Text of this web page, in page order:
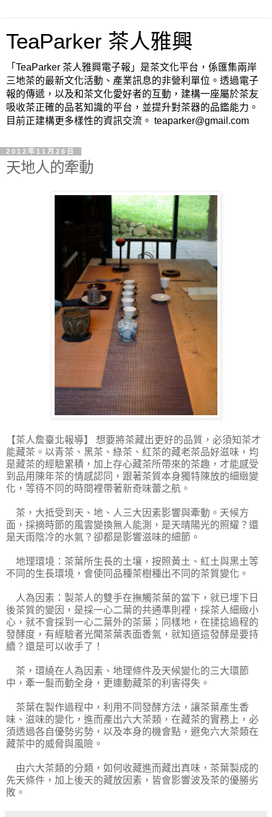
TeaParker 茶人雅興
「TeaParker 茶人雅興電子報」是茶文化平台，係匯集兩岸
三地茶的最新文化活動、產業訊息的非營利單位。透過電子
報的傳遞，以及和茶文化愛好者的互動，建構一座屬於茶友
吸收茶正確的品茗知識的平台，並提升對茶器的品鑑能力。
目前正建構更多樣性的資訊交流。 teaparker@gmail.com
2012年11月26日
天地人的牽動
【茶人詹臺北報導】
想要將茶藏出更好的品質，必須知茶才
能藏茶。以青茶、黑茶、綠茶、紅茶的藏老茶品好滋味，均
是藏茶的經驗累積，加上存心藏茶所帶來的茶趣，才能感受
到品用陳年茶的情感認同，跟著茶質本身獨特陳放的細緻變
化，等待不同的時間裡帶著新奇味蕾之航。
茶，大抵受到天、地、人三大因素影響與牽動。天候方
面，採摘時節的風雲變換無人能測，是天晴陽光的照耀？還
是天雨陰冷的水氣？卻都是影響滋味的細節。
地理環境：茶葉所生長的土壤，按照黃土、紅土與黑土等
不同的生長環境，會使同品種茶樹種出不同的茶質變化。
人為因素：製茶人的雙手在撫觸茶葉的當下，就已埋下日
後茶質的變因，是採一心二葉的共通準則裡，採茶人細緻小
心，就不會採到一心二葉外的茶葉；同樣地，在揉捻過程的
發酵度，有經驗者光聞茶葉表面香氣，就知道這發酵是要持
續？還是可以收手了！
茶，環繞在人為因素、地理條件及天候變化的三大環節
中，牽一髮而動全身，更連動藏茶的利害得失。
茶葉在製作過程中，利用不同發酵方法，讓茶葉產生香
味、滋味的變化，進而產出六大茶類，在藏茶的實務上，必
須透過各自優勢劣勢，以及本身的機會點，避免六大茶類在
藏茶中的威脅與風險。
由六大茶類的分類，如何收藏進而藏出真味，茶葉製成的
先天條件，加上後天的藏放因素，皆會影響波及茶的優勝劣
敗。